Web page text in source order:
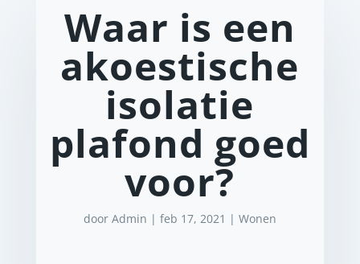
Waar is een
akoestische
isolatie
plafond goed
voor?
door Admin | feb 17, 2021 | Wonen